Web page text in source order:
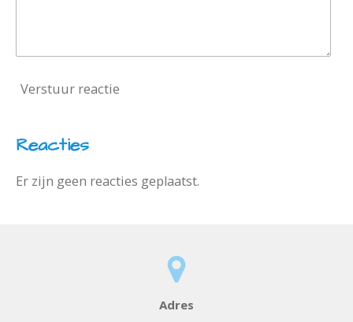
Verstuur reactie
Reacties
Er zijn geen reacties geplaatst.
Adres